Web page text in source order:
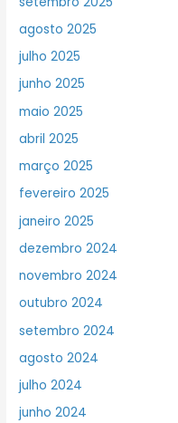
agosto 2025
julho 2025
junho 2025
maio 2025
abril 2025
março 2025
fevereiro 2025
janeiro 2025
dezembro 2024
novembro 2024
outubro 2024
setembro 2024
agosto 2024
julho 2024
junho 2024